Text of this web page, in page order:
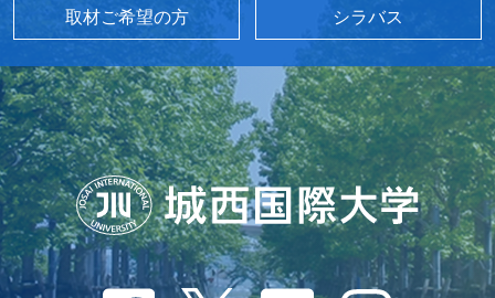
取材ご希望の方 シラバス